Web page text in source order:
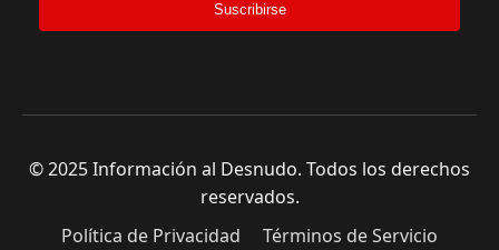
Suscribirse
© 2025 Información al Desnudo. Todos los derechos
reservados.
Política de Privacidad
Términos de Servicio